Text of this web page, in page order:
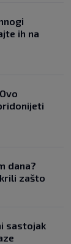
ih na
dana?
zašto
sastojak